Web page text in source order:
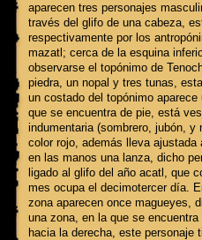
aparecen tres personajes
través del glifo de una cabeza,
respectivamente por los
mazatl; cerca de la esquina
observarse el topónimo de
piedra, un nopal y tres tunas,
un costado del topónimo
que se encuentra de pie, está
indumentaria (sombrero, jubón, y
color rojo, además lleva ajustada
en las manos una lanza, dicho
ligado al glifo del año acatl, que
mes ocupa el decimotercer día.
zona aparecen once magueyes,
una zona, en la que se
hacia la derecha, este personaje